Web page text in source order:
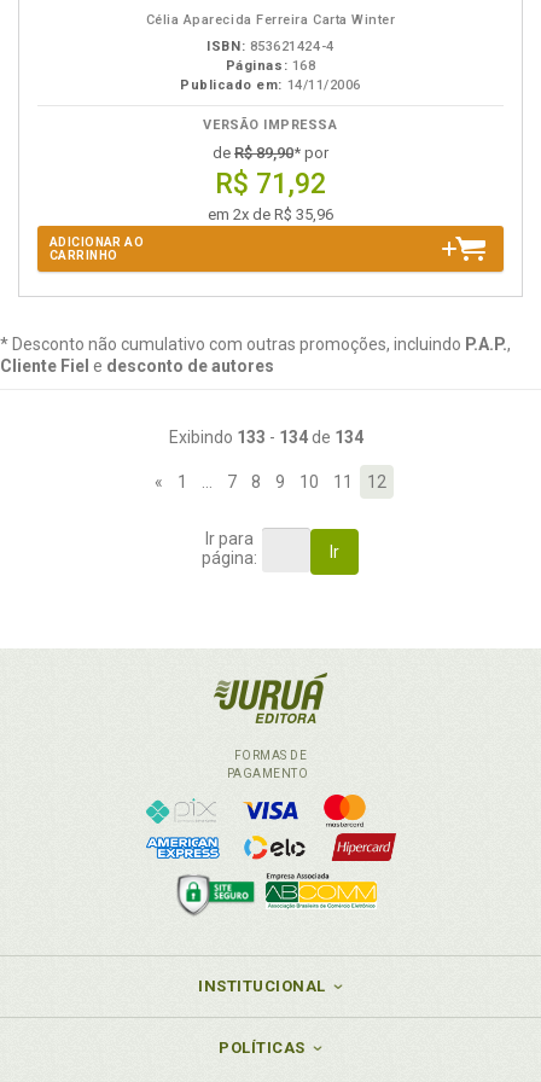
Célia Aparecida Ferreira Carta Winter
ISBN: 853621424-4
Páginas: 168
Publicado em: 14/11/2006
VERSÃO IMPRESSA
de R$ 89,90* por
R$ 71,92
em 2x de R$ 35,96
ADICIONAR AO
CARRINHO
* Desconto não cumulativo com outras promoções, incluindo P.A.P.,
Cliente Fiel e desconto de autores
Exibindo 133 - 134de 134
« 1 7 8 9 10 11 12
Ir para
página:
Ir
FORMAS DE
PAGAMENTO
INSTITUCIONAL
POLÍTICAS